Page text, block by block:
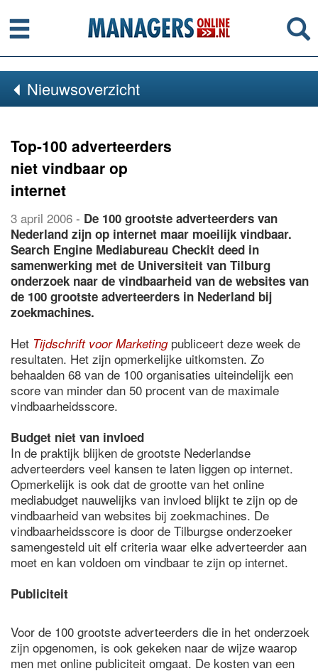
Menu
Nieuwsoverzicht
Top-100 adverteerders
niet vindbaar op
internet
3 april 2006 - De 100 grootste adverteerders van
Nederland zijn op internet maar moeilijk vindbaar.
Search Engine Mediabureau Checkit deed in
samenwerking met de Universiteit van Tilburg
onderzoek naar de vindbaarheid van de websites van
de 100 grootste adverteerders in Nederland bij
zoekmachines.
Het Tijdschrift voor Marketingpubliceert deze week de
resultaten. Het zijn opmerkelijke uitkomsten. Zo
behaalden 68 van de 100 organisaties uiteindelijk een
score van minder dan 50 procent van de maximale
vindbaarheidsscore.
Budget niet van invloed
In de praktijk blijken de grootste Nederlandse
adverteerders veel kansen te laten liggen op internet.
Opmerkelijk is ook dat de grootte van het online
mediabudget nauwelijks van invloed blijkt te zijn op de
vindbaarheid van websites bij zoekmachines. De
vindbaarheidsscore is door de Tilburgse onderzoeker
samengesteld uit elf criteria waar elke adverteerder aan
moet en kan voldoen om vindbaar te zijn op internet.
Publiciteit
Voor de 100 grootste adverteerders die in het onderzoek
zijn opgenomen, is ook gekeken naar de wijze waarop
men met online publiciteit omgaat. De kosten van een